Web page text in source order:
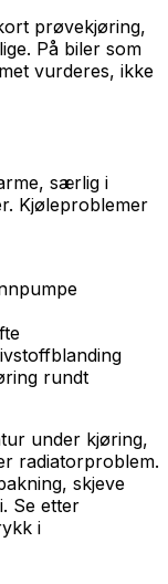
prøvekjøring,
På biler som
vurderes, ikke
særlig i
Kjøleproblemer
rundt
under kjøring,
radiatorproblem.
skjeve
Se etter
i